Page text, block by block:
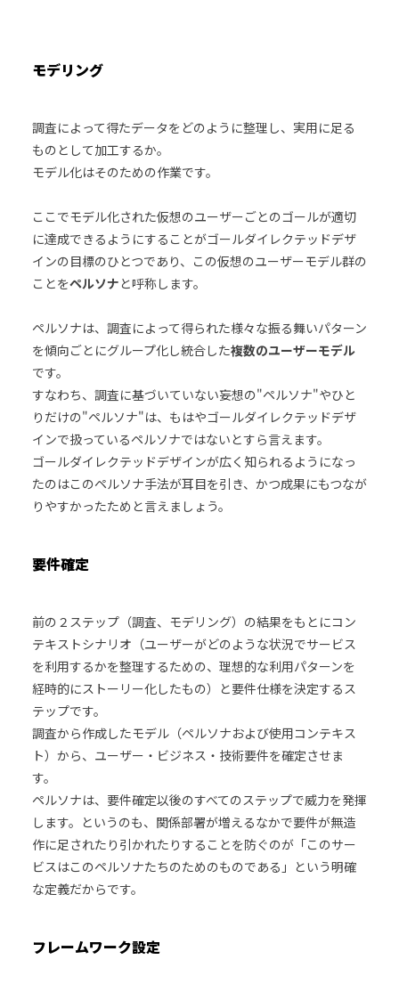
モデリング
調査によって得たデータをどのように整理し、実用に足る
ものとして加工するか。
モデル化はそのための作業です。
ここでモデル化された仮想のユーザーごとのゴールが適切
に達成できるようにすることがゴールダイレクテッドデザ
インの目標のひとつであり、この仮想のユーザーモデル群の
ことをペルソナ と呼称します。
ペルソナは、調査によって得られた様々な振る舞いパターン
を傾向ごとにグループ化し統合した複数のユーザーモデル
です。
すなわち、調査に基づいていない妄想の"ペルソナ"やひと
りだけの"ペルソナ"は、もはやゴールダイレクテッドデザ
インで扱っているペルソナではないとすら言えます。
ゴールダイレクテッドデザインが広く知られるようになっ
たのはこのペルソナ手法が耳目を引き、かつ成果にもつなが
りやすかったためと言えましょう。
要件確定
前の２ステップ（調査、モデリング）の結果をもとにコン
テキストシナリオ（ユーザーがどのような状況でサービス
を利用するかを整理するための、理想的な利用パターンを
経時的にストーリー化したもの）と要件仕様を決定するス
テップです。
調査から作成したモデル（ペルソナおよび使用コンテキス
ト）から、ユーザー・ビジネス・技術要件を確定させま
す。
ペルソナは、要件確定以後のすべてのステップで威力を発揮
します。というのも、関係部署が増えるなかで要件が無造
作に足されたり引かれたりすることを防ぐのが「このサー
ビスはこのペルソナたちのためのものである」という明確
な定義だからです。
フレームワーク設定